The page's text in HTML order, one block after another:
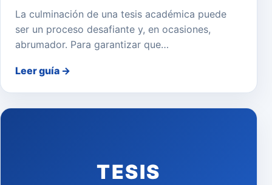
La culminación de una tesis académica puede
ser un proceso desafiante y, en ocasiones,
abrumador. Para garantizar que…
Leer guía →
TESIS